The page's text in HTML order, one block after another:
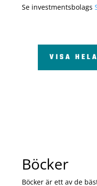
Se investmentsbolags
VISA
Böcker
Böcker är ett av de